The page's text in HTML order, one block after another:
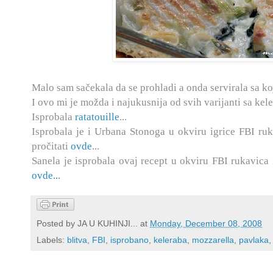
Malo sam sačekala da se prohladi a onda servirala sa
I ovo mi je možda i najukusnija od svih varijanti sa
Isprobala ratatouille...
Isprobala je i Urbana Stonoga u okviru igrice FBI
pročitati ovde...
Sanela je isprobala ovaj recept u okviru FBI
ovde...
Posted by JA U KUHINJI... at Monday, December 08, 2008
Labels: blitva, FBI, isprobano, keleraba, mozzarella, pavlaka,